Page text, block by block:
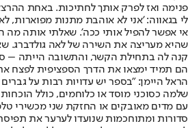
פנימה ואז לפרק אותך לחתיכות. באחת
לי בגאווה: 'אני לא אוהבת מתנות
אי אפשר להפיל אותי ככה'. שאלתי אותה מה
שהיא מעריצה את השירה של לאה גולדברג.
קנה לה בתחילת הקשר, והתשובה הייתה –
הם תמיד ימצאו את הדרך הספציפית לפצח
הראל היימן: "בספר יש עדויות רבות על
שלמה כסוכני מוסד או כלוחמים, כולל
עם מדים מאובקים או החזקת שני מכשירי
סדורות ומתוחכמות שנועדו לערער את